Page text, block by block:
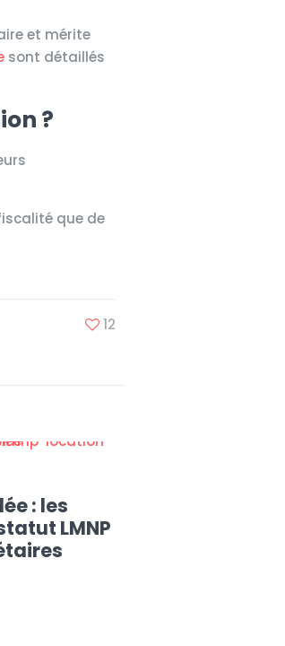
et mérite
sont détaillés
?
que de
12
: les
LMNP